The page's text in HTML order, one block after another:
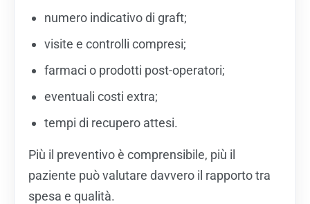
numero indicativo di graft;
visite e controlli compresi;
farmaci o prodotti post-operatori;
eventuali costi extra;
tempi di recupero attesi.
Più il preventivo è comprensibile, più il
paziente può valutare davvero il rapporto tra
spesa e qualità.